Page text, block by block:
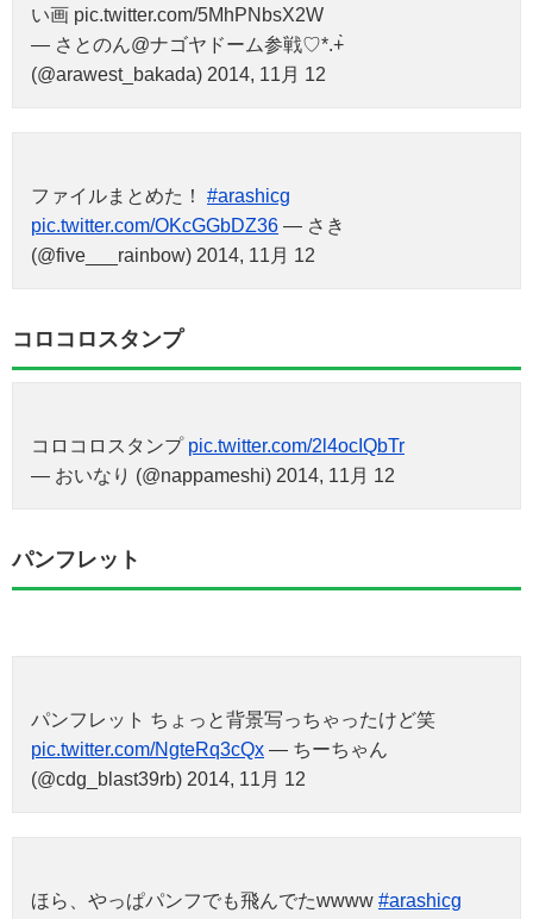
い画 pic.twitter.com/5MhPNbsX2W
— さとのん@ナゴヤドーム参戦♡*.+̀
(@arawest_bakada) 2014, 11月 12
ファイルまとめた！ #arashicg
pic.twitter.com/OKcGGbDZ36 — さき
(@five___rainbow) 2014, 11月 12
コロコロスタンプ
コロコロスタンプ pic.twitter.com/2l4ocIQbTr
— おいなり (@nappameshi) 2014, 11月 12
パンフレット
パンフレット ちょっと背景写っちゃったけど笑
pic.twitter.com/NgteRq3cQx — ちーちゃん
(@cdg_blast39rb) 2014, 11月 12
ほら、やっぱパンフでも飛んでたwwww #arashicg